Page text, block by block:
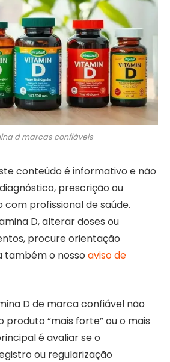
d marcas confiáveis
conteúdo é informativo e não
prescrição ou
profissional de saúde.
D, alterar doses ou
procure orientação
também o nosso aviso de
D de marca confiável não
produto “mais forte” ou o mais
é avaliar se o
ou regularização